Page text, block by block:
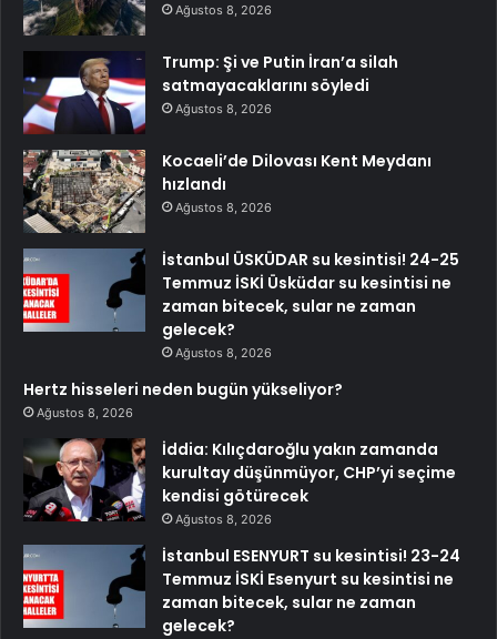
Ağustos 8, 2026
Trump: Şi ve Putin İran’a silah
satmayacaklarını söyledi
Ağustos 8, 2026
Kocaeli’de Dilovası Kent Meydanı
hızlandı
Ağustos 8, 2026
İstanbul ÜSKÜDAR su kesintisi! 24-25
Temmuz İSKİ Üsküdar su kesintisi ne
zaman bitecek, sular ne zaman
gelecek?
Ağustos 8, 2026
Hertz hisseleri neden bugün yükseliyor?
Ağustos 8, 2026
İddia: Kılıçdaroğlu yakın zamanda
kurultay düşünmüyor, CHP’yi seçime
kendisi götürecek
Ağustos 8, 2026
İstanbul ESENYURT su kesintisi! 23-24
Temmuz İSKİ Esenyurt su kesintisi ne
zaman bitecek, sular ne zaman
gelecek?